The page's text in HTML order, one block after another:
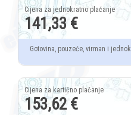
141,33 €
Gotovina, pouzeće, virman i
153,62 €